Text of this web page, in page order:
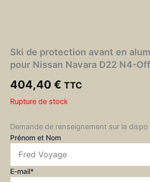
Ski de protection avant en
pour Nissan Navara D22 N4-
404,40 € TTC
Rupture de stock
Demande de renseignement sur la dispo
Prénom et Nom
E-mail*